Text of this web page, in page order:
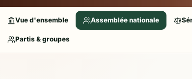
Vue d'ensemble Assemblée nationale
Partis & groupes